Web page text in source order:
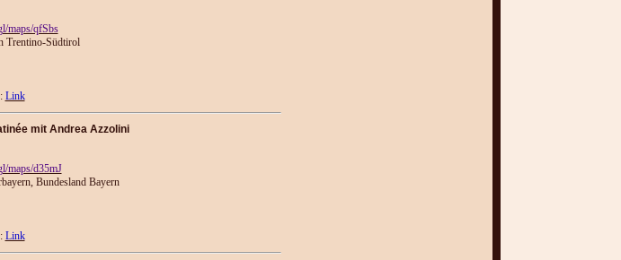
maps/qfSbs
Trentino-Südtirol
Link
mit Andrea Azzolini
maps/d35mJ
Bundesland Bayern
Link